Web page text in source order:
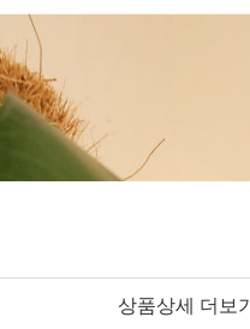
상품상세 더보기